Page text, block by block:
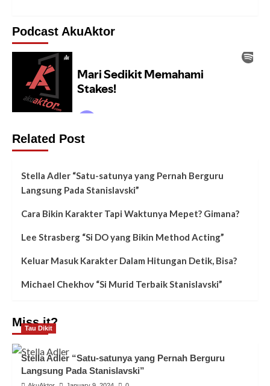
Podcast AkuAktor
Related Post
Stella Adler “Satu-satunya yang Pernah Berguru
Langsung Pada Stanislavski”
Cara Bikin Karakter Tapi Waktunya Mepet? Gimana?
Lee Strasberg “Si DO yang Bikin Method Acting”
Keluar Masuk Karakter Dalam Hitungan Detik, Bisa?
Michael Chekhov “Si Murid Terbaik Stanislavski”
Miss it?
Tau Dikit
Stella Adler “Satu-satunya yang Pernah Berguru
Langsung Pada Stanislavski”